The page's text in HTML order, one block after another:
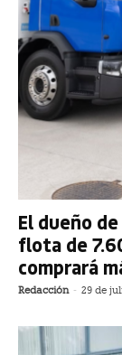
El dueño
flota de
comprará
Redacción - 29 de